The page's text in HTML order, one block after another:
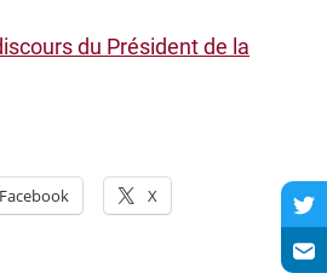
du Président de la
Facebook X